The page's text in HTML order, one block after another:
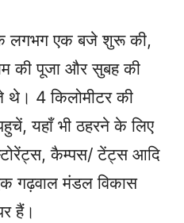
के लगभग एक बजे शुरू की,
की पूजा और सुबह की
थे। 4 किलोमीटर की
यहाँ भी ठहरने के लिए
कैम्पस/ टेंट्स आदि
गढ़वाल मंडल विकास
हैं।